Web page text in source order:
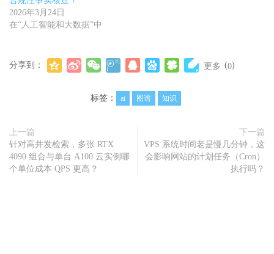
2026年3月24日
在“人工智能和大数据”中
分享到： 更多 (0)
标签： ai 图谱 知识
上一篇
针对高并发检索，多张 RTX
4090 组合与单台 A100 云实例哪
个单位成本 QPS 更高？
下一篇
VPS 系统时间老是慢几分钟，这
会影响网站的计划任务（Cron）
执行吗？